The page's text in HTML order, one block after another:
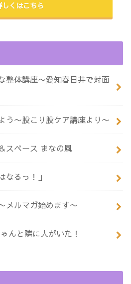
しくはこちら
整体講座〜愛知春日井で対面
う〜股こり股ケア講座より〜
スペース まなの風
なるっ！」
メルマガ始めます〜
んと隣に人がいた！